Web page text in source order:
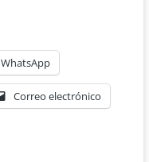
WhatsApp
Correo electrónico